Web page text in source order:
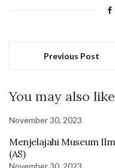
Previous Post
You may also like
November 30, 2023
Menjelajahi Museum
(AS)
November 30, 2023